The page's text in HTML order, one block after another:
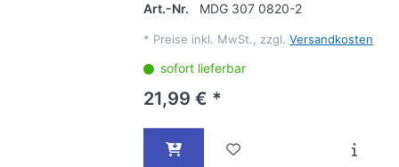
Art.-Nr. MDG 307 0820-2
* Preise inkl. MwSt., zzgl. Versandkosten
sofort lieferbar
21,99 € *